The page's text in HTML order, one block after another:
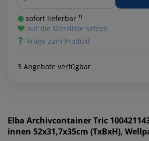
sofort lieferbar ¹⁾
auf die Merkliste setzen
Frage zum Produkt
3 Angebote verfügbar
Elba Archivcontainer Tric
innen 52x31,7x35cm (TxBxH),